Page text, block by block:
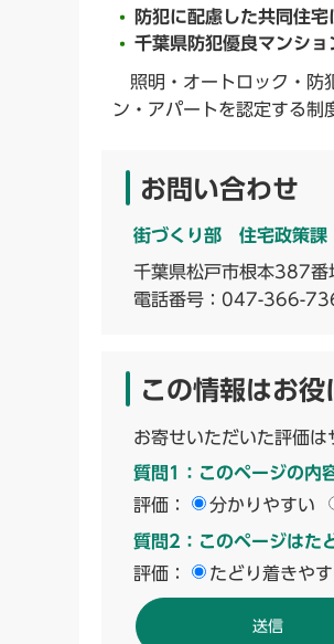
防犯に配慮した共同住
千葉県防犯優良マンシ
照明・オートロック・防
ン・アパートを認定する制
お問い合わせ
街づくり部 住宅政策課
千葉県松戸市根本387
電話番号： 047-366-
この情報はお役
お寄せいただいた評価は
質問1：このページの内
評価：
分かりやすい
質問2：このページはた
評価：
たどり着きや